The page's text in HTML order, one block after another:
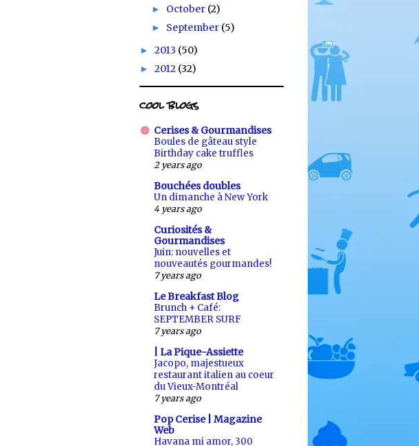
► October (2)
► September (5)
► 2013 (50)
► 2012 (32)
cool blogs
Cerises & Gourmandises
Boules de gâteau style
Birthday cake truffles
2 years ago
Bouchées doubles
Un dimanche à New York
4 years ago
Curiosités &
Gourmandises
Juin: nouvelles et
nouveautés gourmandes!
7 years ago
Le Breakfast Blog
Brunch + Café:
SEPTEMBER SURF
7 years ago
| La Pique-Assiette
Jacopo, majestueux
restaurant italien au coeur
du Vieux-Montréal
7 years ago
Pop Cerise | Magazine
Web
Havana mi amor, 300